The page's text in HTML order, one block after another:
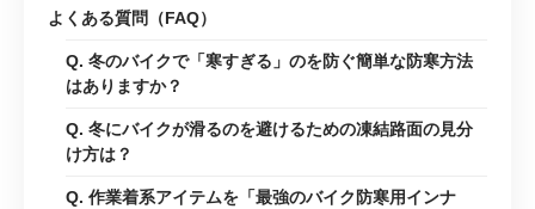
よくある質問（FAQ）
Q. 冬のバイクで「寒すぎる」のを防ぐ簡単な防寒方法
はありますか？
Q. 冬にバイクが滑るのを避けるための凍結路面の見分
け方は？
Q. 作業着系アイテムを「最強のバイク防寒用インナ